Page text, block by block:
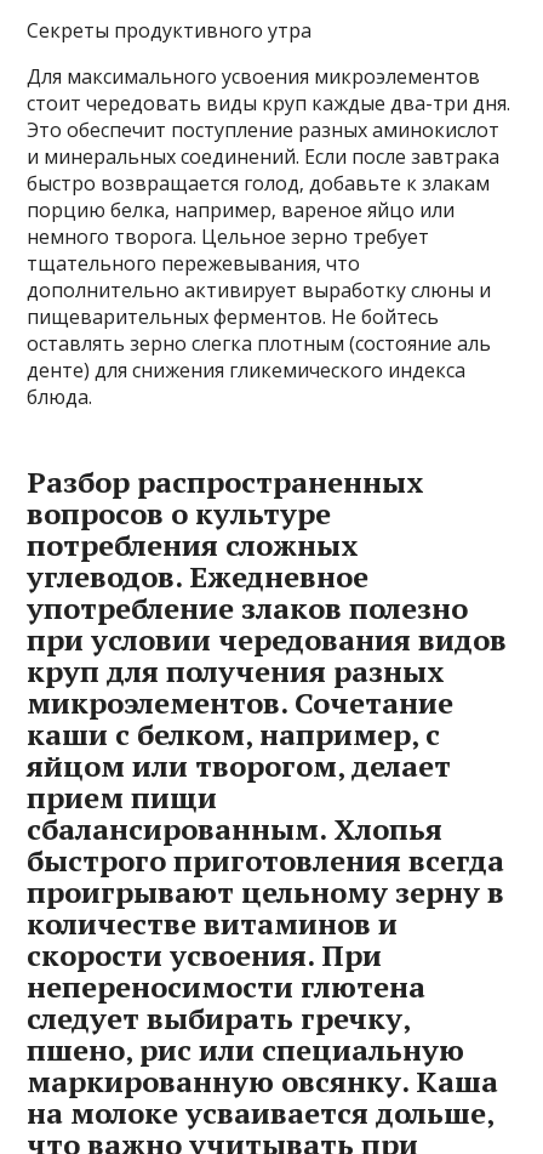
Секреты продуктивного утра
Для максимального усвоения микроэлементов
стоит чередовать виды круп каждые два-три дня.
Это обеспечит поступление разных аминокислот
и минеральных соединений. Если после завтрака
быстро возвращается голод‚ добавьте к злакам
порцию белка‚ например‚ вареное яйцо или
немного творога. Цельное зерно требует
тщательного пережевывания‚ что
дополнительно активирует выработку слюны и
пищеварительных ферментов. Не бойтесь
оставлять зерно слегка плотным (состояние аль
денте) для снижения гликемического индекса
блюда.
Разбор распространенных
вопросов о культуре
потребления сложных
углеводов. Ежедневное
употребление злаков полезно
при условии чередования видов
круп для получения разных
микроэлементов. Сочетание
каши с белком‚ например‚ с
яйцом или творогом‚ делает
прием пищи
сбалансированным. Хлопья
быстрого приготовления всегда
проигрывают цельному зерну в
количестве витаминов и
скорости усвоения. При
непереносимости глютена
следует выбирать гречку‚
пшено‚ рис или специальную
маркированную овсянку. Каша
на молоке усваивается дольше‚
что важно учитывать при